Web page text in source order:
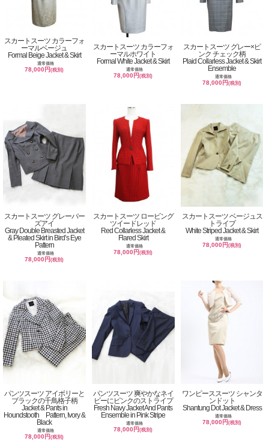
スカートスーツ カラーフォ
ーマルベージュ
Formal Beige Jacket & Skirt
通常価格
78,000円(税別)
スカートスーツ カラーフォ
ーマルホワイト
Formal White Jacket & Skirt
通常価格
78,000円(税別)
スカートスーツ グレー×ピ
ンク チェック柄
Plaid Collarless Jacket & Skirt
Ensemble
通常価格
78,000円(税別)
スカートスーツ グレーバー
ズアイ
Gray Double Breasted Jacket
& Pleated Skirt in Bird’s Eye
Pattern
通常価格
78,000円(税別)
スカートスーツ ロービング
ツイードレッド
Red Collarless Jacket &
Flared Skirt
通常価格
78,000円(税別)
スカートスーツ ベージュス
トライプ
White Striped Jacket & Skirt
通常価格
78,000円(税別)
パンツスーツ アイボリーと
ブラックの千鳥格子柄
Jacket & Pants in
Houndstooth Pattern, Ivory &
Black
通常価格
78,000円(税別)
パンツスーツ 爽やかなネイ
ビーにピンクのストライプ
Fresh Navy Jacket And Pants
Ensemble in Pink Stripe
通常価格
78,000円(税別)
ワンピーススーツ シャンタ
ンドット
Shantung Dot Jacket & Dress
通常価格
78,000円(税別)